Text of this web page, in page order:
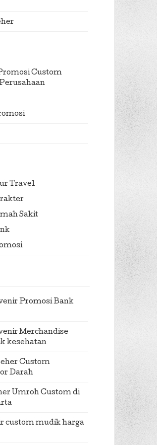
Custom
Travel
Sakit
Promosi Bank
Merchandise
kesehatan
Custom
Darah
Umroh Custom di
custom mudik harga